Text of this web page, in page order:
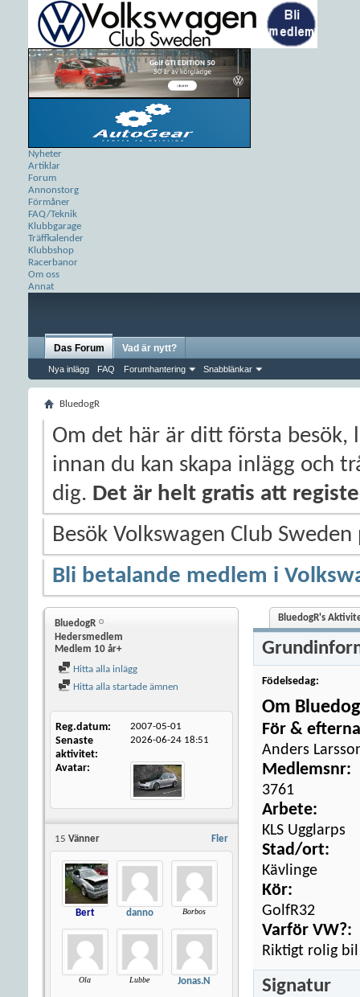
Nyheter
Artiklar
Forum
Annonstorg
Förmåner
FAQ/Teknik
Klubbgarage
Träffkalender
Klubbshop
Racerbanor
Om oss
Annat
Das Forum
Nya inlägg FAQ Forumhantering Snabblänkar
Vad är nytt?
BluedogR
Om det här är ditt första besök,
innan du kan skapa inlägg och
dig. Det är helt gratis att
Besök Volkswagen Club
Bli betalande medlem i
BluedogR
Hedersmedlem
Medlem 10 år+
Hitta alla inlägg
Hitta alla startade ämnen
Reg.datum 2007-05-01
Senaste
aktivitet
2026-06-24 18:51
Avatar
Fler
15 Vänner
Bert danno Borbos
Ola Lubbe Jonas.N
BluedogR's
Födelsedag
Om
För &
Anders
Medlemsnr:
3761
Arbete:
KLS Ugglarps
Stad/ort:
Kävlinge
Kör:
GolfR32
Varför VW?:
Riktigt rolig
Signatur